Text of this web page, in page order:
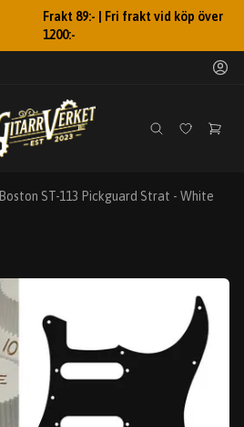
Frakt 89:- | Fri frakt vid köp över
1200:-
Boston ST-113 Pickguard Strat - White